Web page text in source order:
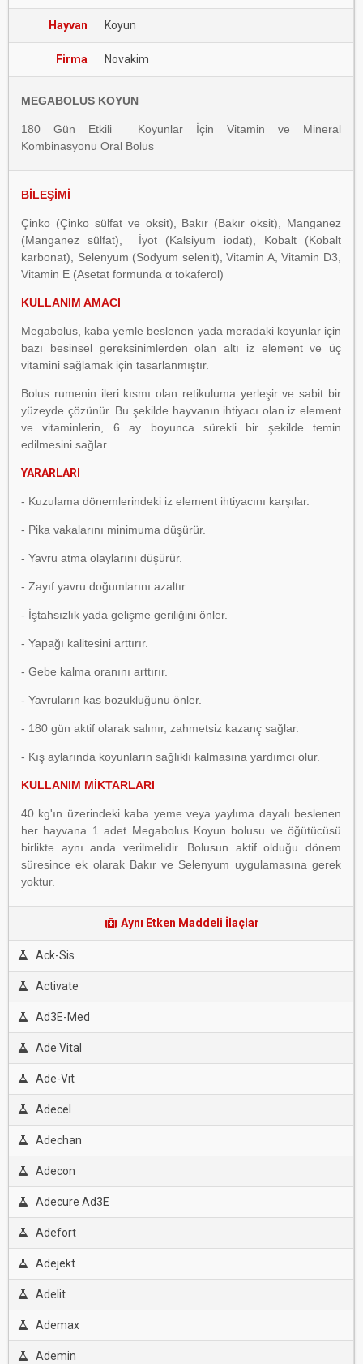
Hayvan Koyun
Firma Novakim
MEGABOLUS KOYUN
180 Gün Etkili Koyunlar İçin Vitamin ve Mineral
Kombinasyonu Oral Bolus
BİLEŞİMİ
Çinko (Çinko sülfat ve oksit), Bakır (Bakır oksit), Manganez
(Manganez sülfat), İyot (Kalsiyum iodat), Kobalt (Kobalt
karbonat), Selenyum (Sodyum selenit), Vitamin A, Vitamin D3,
Vitamin E (Asetat formunda α tokaferol)
KULLANIM AMACI
Megabolus, kaba yemle beslenen yada meradaki koyunlar için
bazı besinsel gereksinimlerden olan altı iz element ve üç
vitamini sağlamak için tasarlanmıştır.
Bolus rumenin ileri kısmı olan retikuluma yerleşir ve sabit bir
yüzeyde çözünür. Bu şekilde hayvanın ihtiyacı olan iz element
ve vitaminlerin, 6 ay boyunca sürekli bir şekilde temin
edilmesini sağlar.
YARARLARI
- Kuzulama dönemlerindeki iz element ihtiyacını karşılar.
- Pika vakalarını minimuma düşürür.
- Yavru atma olaylarını düşürür.
- Zayıf yavru doğumlarını azaltır.
- İştahsızlık yada gelişme geriliğini önler.
- Yapağı kalitesini arttırır.
- Gebe kalma oranını arttırır.
- Yavruların kas bozukluğunu önler.
- 180 gün aktif olarak salınır, zahmetsiz kazanç sağlar.
- Kış aylarında koyunların sağlıklı kalmasına yardımcı olur.
KULLANIM MİKTARLARI
40 kg'ın üzerindeki kaba yeme veya yaylıma dayalı beslenen
her hayvana 1 adet Megabolus Koyun bolusu ve öğütücüsü
birlikte aynı anda verilmelidir. Bolusun aktif olduğu dönem
süresince ek olarak Bakır ve Selenyum uygulamasına gerek
yoktur.
Aynı Etken Maddeli İlaçlar
Ack-Sis
Activate
Ad3E-Med
Ade Vital
Ade-Vit
Adecel
Adechan
Adecon
Adecure Ad3E
Adefort
Adejekt
Adelit
Ademax
Ademin